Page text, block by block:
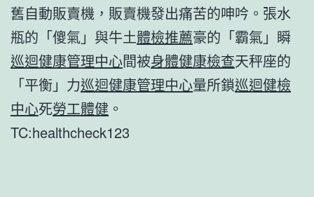
舊自動販賣機，販賣機發出痛苦的呻吟。張水
瓶的「傻氣」與牛土體檢推薦豪的「霸氣」瞬
巡迴健康管理中心間被身體健康檢查天秤座的
「平衡」力巡迴健康管理中心量所鎖巡迴健檢
中心死勞工體健 。
TC:healthcheck123